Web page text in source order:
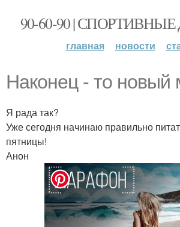
90-60-90 |
главная новости
Наконец - то
Я рада так?
Уже сегодня начинаю правильно
пятницы!
Анон